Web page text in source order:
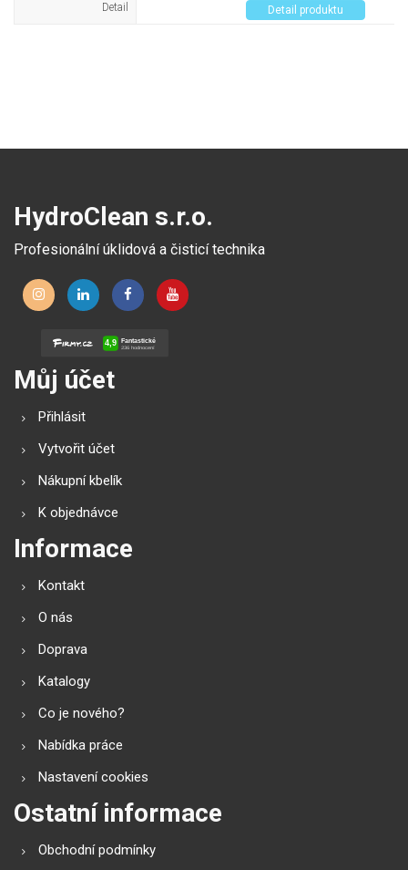
Detail
Detail produktu
HydroClean s.r.o.
Profesionální úklidová a čisticí technika
Můj účet
Přihlásit
Vytvořit účet
Nákupní kbelík
K objednávce
Informace
Kontakt
O nás
Doprava
Katalogy
Co je nového?
Nabídka práce
Nastavení cookies
Ostatní informace
Obchodní podmínky